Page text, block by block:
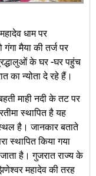
धाम पर
गंगा मैया की तर्ज पर
के घर -घर पहुंच
का न्योता दे रहे हैं।
माही नदी के तट पर
स्थापित है यह
स्थल है। जानकार बताते
स्थापित किया गया
है। गुजरात राज्य के
महादेव की तरह